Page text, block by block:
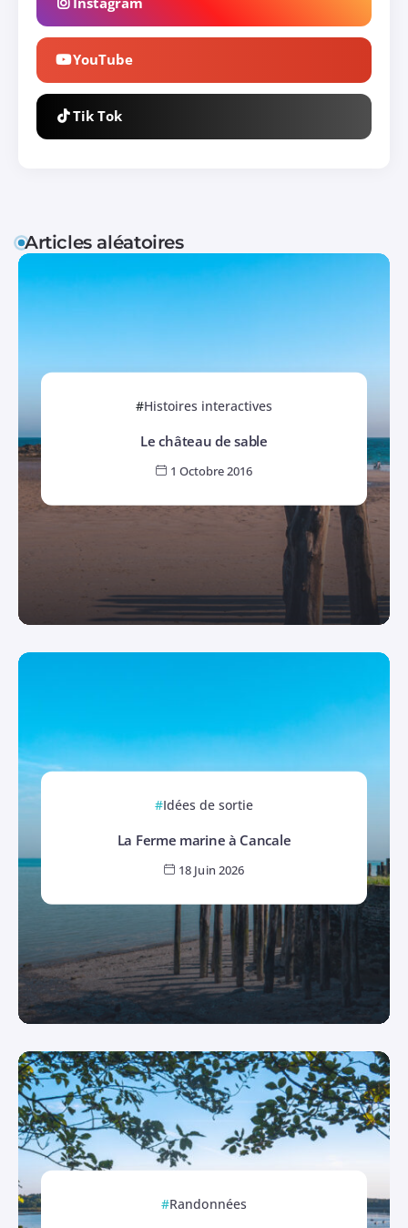
YouTube
Tik Tok
Articles aléatoires
Histoires interactives
Le château de sable
1 Octobre 2016
Idées de sortie
La Ferme marine à Cancale
18 Juin 2026
Randonnées